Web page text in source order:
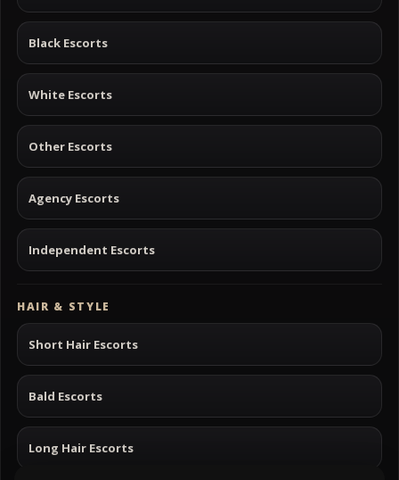
Black Escorts
White Escorts
Other Escorts
Agency Escorts
Independent Escorts
HAIR & STYLE
Short Hair Escorts
Bald Escorts
Long Hair Escorts